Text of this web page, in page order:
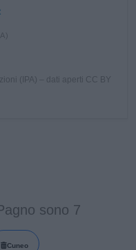
(IPA) – dati aperti CC BY
sono 7
Cuneo